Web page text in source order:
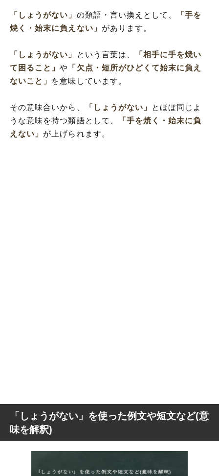
「しょうがない」 の類語・言い換えとして、
「手を
焼く・始末に負えない」 があります。
「しょうがない」 という言葉は、
「相手に手を焼い
て困ること」や 「欠点・短所がひどくて始末に負え
ないこと」 を意味しています。
その意味合いから、 「しょうがない」
とほぼ同じよ
うな意味を持つ類語として、
「手を焼く・始末に負
えない」 が上げられます。
「しょうがない」を使った例文や短文など(意
味を解釈)